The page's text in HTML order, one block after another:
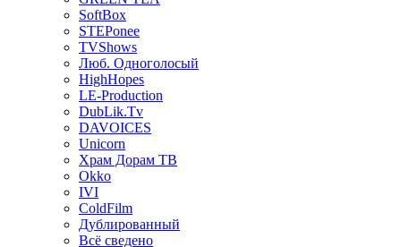
SoftBox
STEPonee
TVShows
Люб. Одноголосый
HighHopes
LE-Production
DubLik.Tv
DAVOICES
Unicorn
Храм Дорам ТВ
Okko
IVI
ColdFilm
Дублированный
Всё сведено